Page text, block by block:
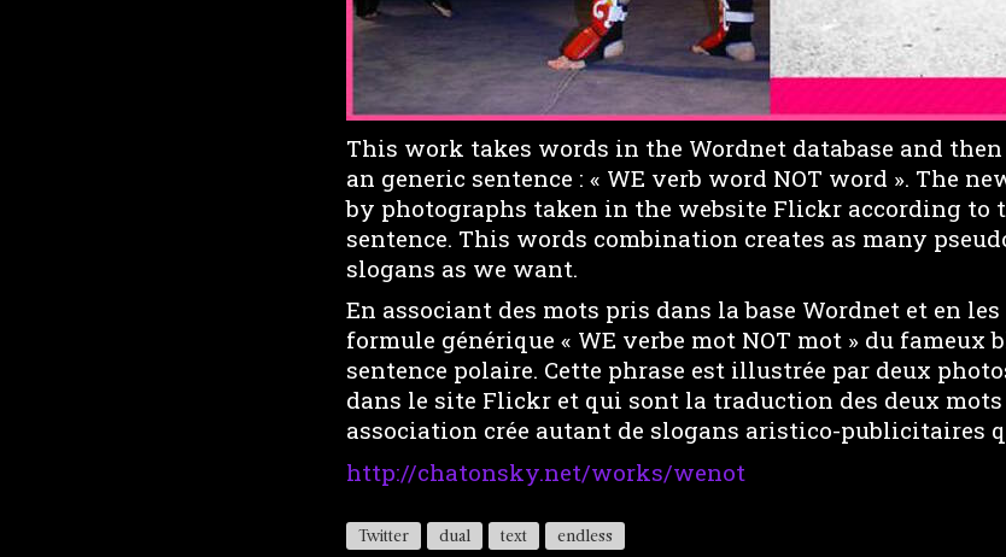
This work takes words in the Wordnet database and
an generic sentence : « WE verb word NOT word ». The
by photographs taken in the website Flickr according to
sentence. This words combination creates as many
slogans as we want.
En associant des mots pris dans la base Wordnet et en
formule générique « WE verbe mot NOT mot » du fameux
sentence polaire. Cette phrase est illustrée par deux
dans le site Flickr et qui sont la traduction des deux mots
association crée autant de slogans aristico-publicitaires
http://chatonsky.net/works/wenot
Twitter dual text endless